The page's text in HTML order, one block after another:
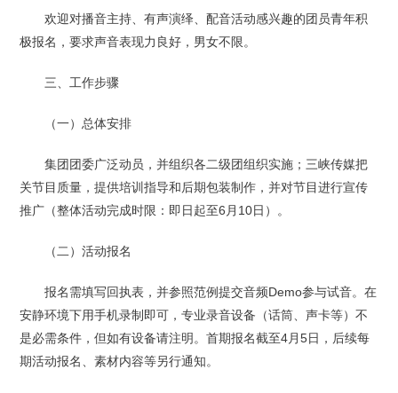
欢迎对播音主持、有声演绎、配音活动感兴趣的团员青年积
极报名，要求声音表现力良好，男女不限。
三、工作步骤
（一）总体安排
集团团委广泛动员，并组织各二级团组织实施；三峡传媒把
关节目质量，提供培训指导和后期包装制作，并对节目进行宣传
推广（整体活动完成时限：即日起至6月10日）。
（二）活动报名
报名需填写回执表，并参照范例提交音频Demo参与试音。在
安静环境下用手机录制即可，专业录音设备（话筒、声卡等）不
是必需条件，但如有设备请注明。首期报名截至4月5日，后续每
期活动报名、素材内容等另行通知。